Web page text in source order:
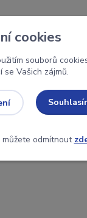
cookies
souborů
se Vašich zájmů.
odmítnout